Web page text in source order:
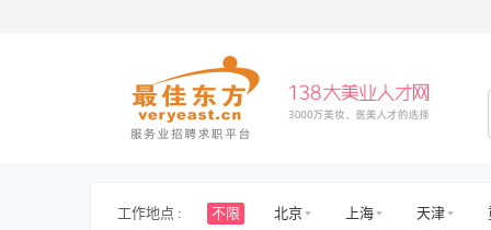
工作地点 : 不限 北京 上海 天津